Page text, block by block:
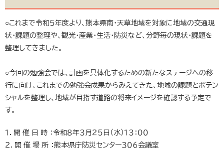
○これまで令和５年度より、熊本県南・天草地域を対象に地域の交通現
状・課題の整理や、観光・産業・生活・防災など、分野毎の現状・課題を
整理してきました。
○今回の勉強会では、計画を具体化するための新たなステージへの移
行に向け、これまでの勉強会成果からみえてきた、地域の課題とポテン
シャルを整理し、地域が目指す道路の将来イメージを確認する予定で
す。
１．開 催 日 時 ：令和８年３月２５日（水）１３：００
２．開 催 場 所 ：熊本県庁防災センター３０６会議室